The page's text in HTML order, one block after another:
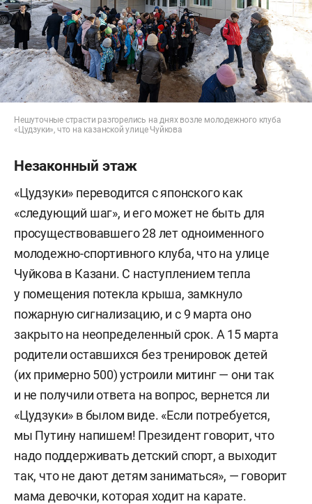
Нешуточные страсти разгорелись на днях возле молодежного клуба
«Цудзуки», что на казанской улице Чуйкова
Незаконный этаж
«Цудзуки» переводится с японского как
«следующий шаг», и его может не быть для
просуществовавшего 28 лет одноименного
молодежно-спортивного клуба, что на улице
Чуйкова в Казани. С наступлением тепла
у помещения потекла крыша, замкнуло
пожарную сигнализацию, и с 9 марта оно
закрыто на неопределенный срок. А 15 марта
родители оставшихся без тренировок детей
(их примерно 500) устроили митинг — они так
и не получили ответа на вопрос, вернется ли
«Цудзуки» в былом виде. «Если потребуется,
мы Путину напишем! Президент говорит, что
надо поддерживать детский спорт, а выходит
так, что не дают детям заниматься», — говорит
мама девочки, которая ходит на карате.